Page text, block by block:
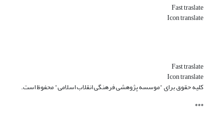
Fast traslate
Icon translate
Fast traslate
Icon translate
کلیه حقوق برای "موسسه پژوهشی فرهنگی انقلاب اسلامی" محفوظ است.
***